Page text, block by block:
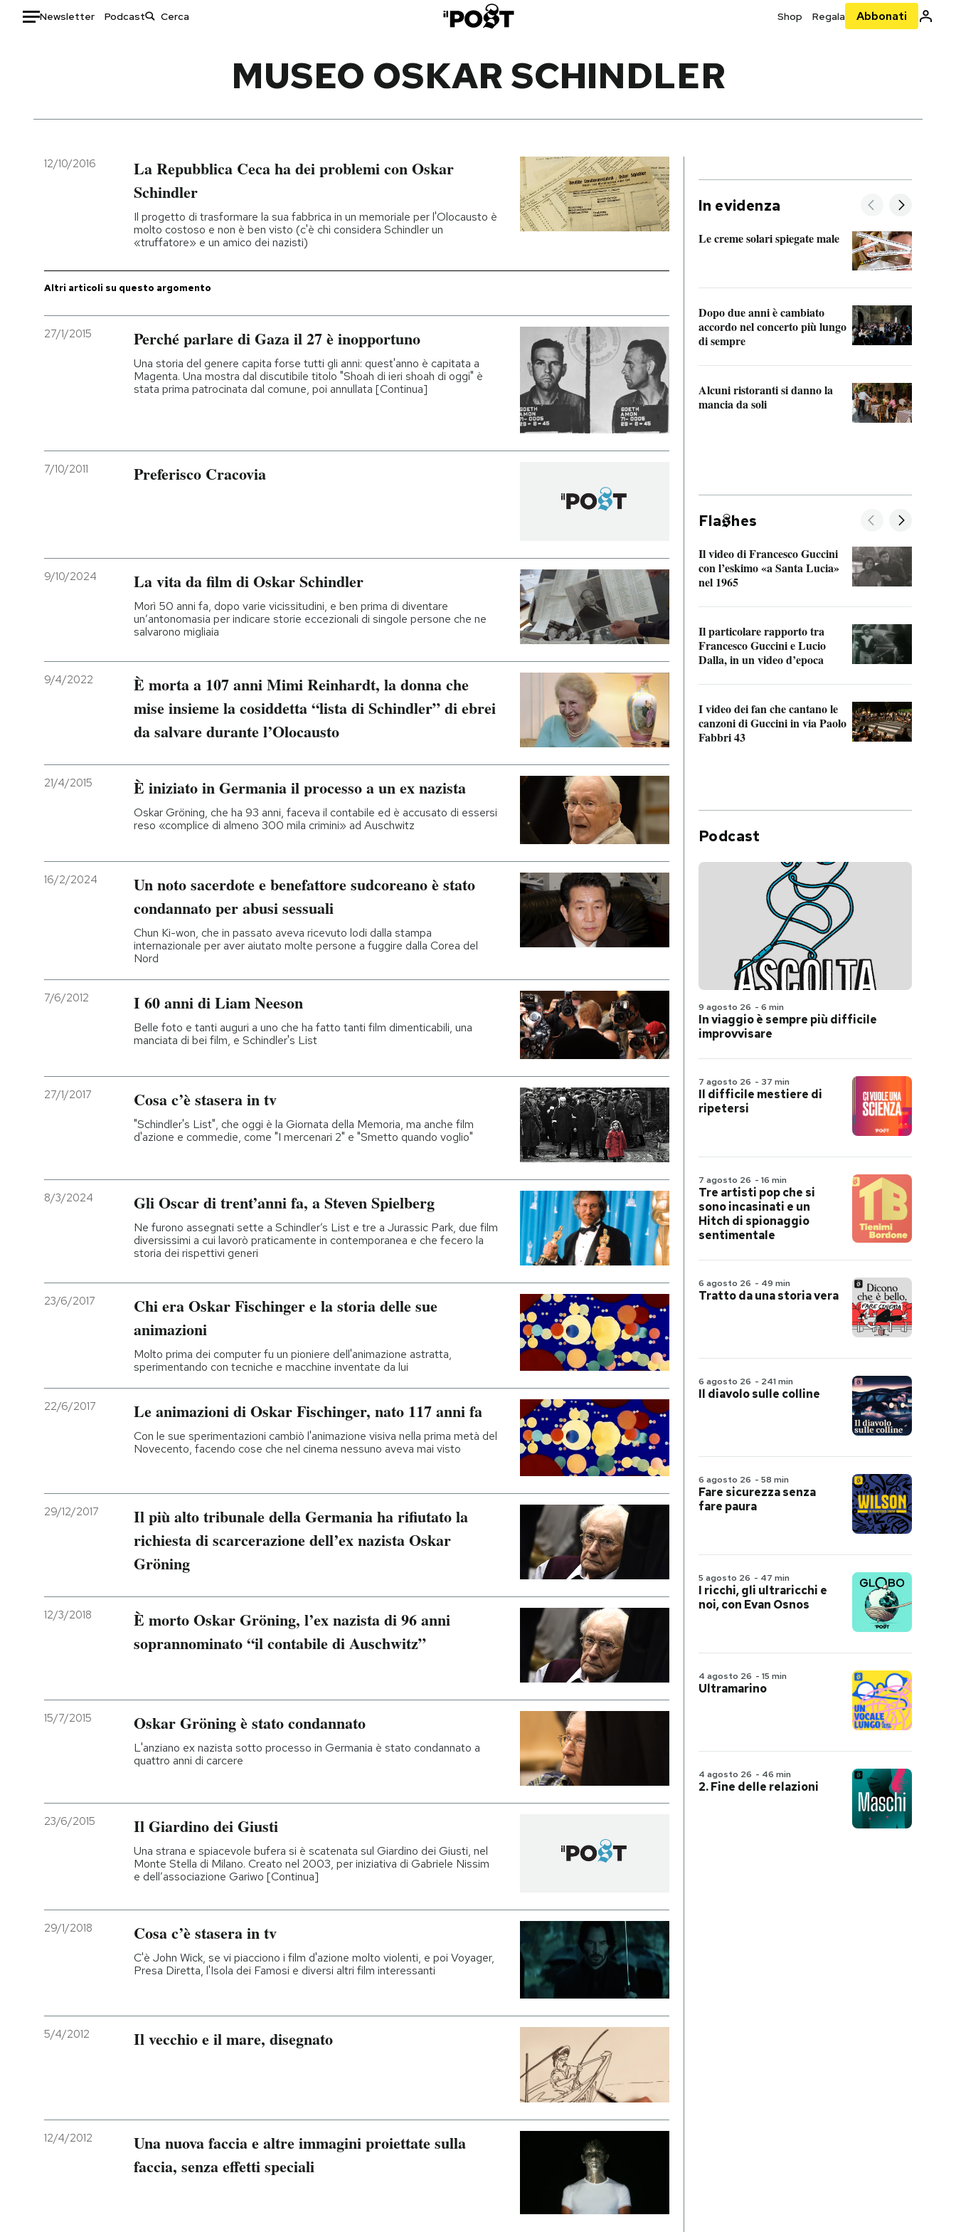
Newsletter Podcast Shop Regala Abbonati
Italia
Politica
Sport
Moda
Storie/Idee
Ok Boomer!
Media
Europa
Mondiali calcio 2026
AREA PERSONALE
MUSEO OSKAR SCHINDLER
12/10/2016
La Repubblica Ceca ha dei problemi con Oskar
Schindler
Il progetto di trasformare la sua fabbrica in un memoriale per l'Olocausto è
molto costoso e non è ben visto (c'è chi considera Schindler un
«truffatore» e un amico dei nazisti)
Altri articoli su questo argomento
27/1/2015 Perché parlare di Gaza il 27 è inopportuno
Una storia del genere capita forse tutti gli anni: quest'anno è capitata a
Magenta. Una mostra dal discutibile titolo "Shoah di ieri shoah di oggi" è
stata prima patrocinata dal comune, poi annullata [Continua]
7/10/2011 Preferisco Cracovia
9/10/2024 La vita da film di Oskar Schindler
Morì 50 anni fa, dopo varie vicissitudini, e ben prima di diventare
un’antonomasia per indicare storie eccezionali di singole persone che ne
salvarono migliaia
9/4/2022
È morta a 107 anni Mimi Reinhardt, la donna che
mise insieme la cosiddetta “lista di Schindler” di ebrei
da salvare durante l’Olocausto
21/4/2015 È iniziato in Germania il processo a un ex nazista
Oskar Gröning, che ha 93 anni, faceva il contabile ed è accusato di essersi
reso «complice di almeno 300 mila crimini» ad Auschwitz
16/2/2024
Un noto sacerdote e benefattore sudcoreano è stato
condannato per abusi sessuali
Chun Ki-won, che in passato aveva ricevuto lodi dalla stampa
internazionale per aver aiutato molte persone a fuggire dalla Corea del
Nord
7/6/2012 I 60 anni di Liam Neeson
Belle foto e tanti auguri a uno che ha fatto tanti film dimenticabili, una
manciata di bei film, e Schindler's List
27/1/2017 Cosa c’è stasera in tv
"Schindler's List", che oggi è la Giornata della Memoria, ma anche film
d'azione e commedie, come "I mercenari 2" e "Smetto quando voglio"
8/3/2024 Gli Oscar di trent’anni fa, a Steven Spielberg
Ne furono assegnati sette a Schindler’s List e tre a Jurassic Park, due film
diversissimi a cui lavorò praticamente in contemporanea e che fecero la
storia dei rispettivi generi
23/6/2017
Chi era Oskar Fischinger e la storia delle sue
animazioni
Molto prima dei computer fu un pioniere dell'animazione astratta,
sperimentando con tecniche e macchine inventate da lui
22/6/2017 Le animazioni di Oskar Fischinger, nato 117 anni fa
Con le sue sperimentazioni cambiò l'animazione visiva nella prima metà del
Novecento, facendo cose che nel cinema nessuno aveva mai visto
29/12/2017
Il più alto tribunale della Germania ha rifiutato la
richiesta di scarcerazione dell’ex nazista Oskar
Gröning
12/3/2018
È morto Oskar Gröning, l’ex nazista di 96 anni
soprannominato “il contabile di Auschwitz”
15/7/2015 Oskar Gröning è stato condannato
L'anziano ex nazista sotto processo in Germania è stato condannato a
quattro anni di carcere
23/6/2015 Il Giardino dei Giusti
Una strana e spiacevole bufera si è scatenata sul Giardino dei Giusti, nel
Monte Stella di Milano. Creato nel 2003, per iniziativa di Gabriele Nissim
e dell’associazione Gariwo [Continua]
29/1/2018 Cosa c’è stasera in tv
C'è John Wick, se vi piacciono i film d'azione molto violenti, e poi Voyager,
Presa Diretta, l'Isola dei Famosi e diversi altri film interessanti
5/4/2012 Il vecchio e il mare, disegnato
12/4/2012
Una nuova faccia e altre immagini proiettate sulla
faccia, senza effetti speciali
In evidenza
Le creme solari spiegate male
Dopo due anni è cambiato
accordo nel concerto più lungo
di sempre
Alcuni ristoranti si danno la
mancia da soli
Fla hes
Il video di Francesco Guccini
con l’eskimo «a Santa Lucia»
nel 1965
Il particolare rapporto tra
Francesco Guccini e Lucio
Dalla, in un video d’epoca
I video dei fan che cantano le
canzoni di Guccini in via Paolo
Fabbri 43
Podcast
9 agosto 26 - 6 min
In viaggio è sempre più difficile
improvvisare
7 agosto 26 - 37 min
Il difficile mestiere di
ripetersi
7 agosto 26 - 16 min
Tre artisti pop che si
sono incasinati e un
Hitch di spionaggio
sentimentale
6 agosto 26 - 49 min
Tratto da una storia vera
6 agosto 26 - 241 min
Il diavolo sulle colline
6 agosto 26 - 58 min
Fare sicurezza senza
fare paura
5 agosto 26 - 47 min
I ricchi, gli ultraricchi e
noi, con Evan Osnos
4 agosto 26 - 15 min
Ultramarino
4 agosto 26 - 46 min
2. Fine delle relazioni